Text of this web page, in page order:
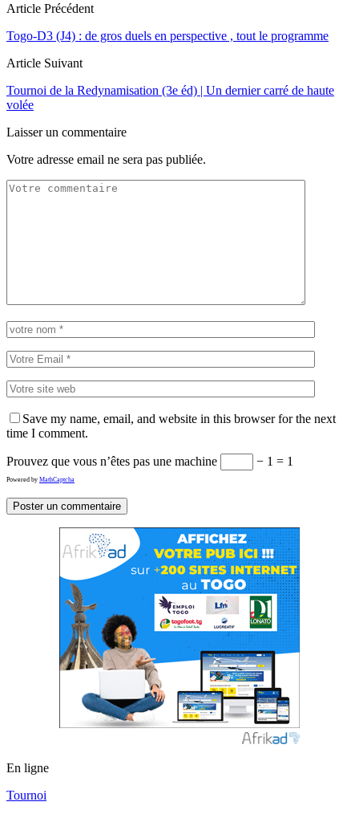
Article Précédent
Togo-D3 (J4) : de gros duels en perspective , tout le programme
Article Suivant
Tournoi de la Redynamisation (3e éd) | Un dernier carré de haute
volée
Laisser un commentaire
Votre adresse email ne sera pas publiée.
Save my name, email, and website in this browser for the next
time I comment.
Prouvez que vous n’êtes pas une machine − 1 = 1
Powered by MathCaptcha
En ligne
Tournoi